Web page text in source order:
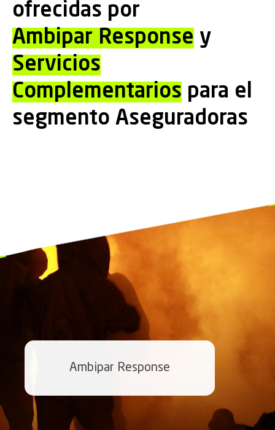
ofrecidas por
Ambipar Response y
Servicios
Complementarios para el
segmento Aseguradoras
Ambipar Response